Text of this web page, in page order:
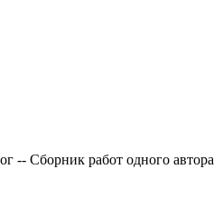
-- Сборник работ одного автора